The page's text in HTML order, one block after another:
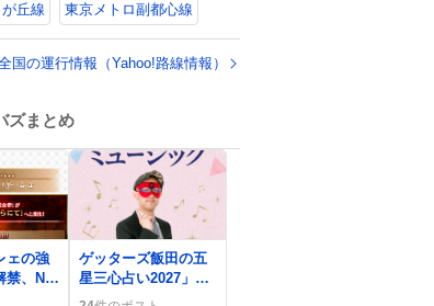
丘線 東京メトロ副都心線
国の運行情報（Yahoo!路線情報）
ズまとめ
ェの強
禁、NP
系バ
ゲッターズ飯田の五
星三心占い2027」新
刊にA.B.C‑Z・